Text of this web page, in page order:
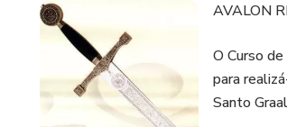
AVALON
O Curso
para
Santo